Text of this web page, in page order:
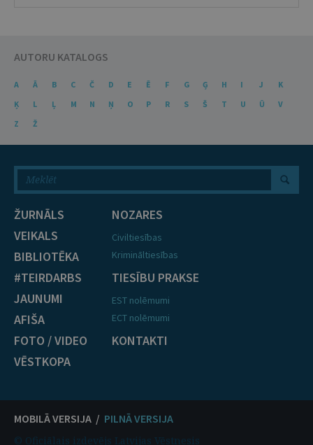
AUTORU KATALOGS
A Ā B C Č D E Ē F G Ģ H I J
K
Ķ
L Ļ M N Ņ O P R S Š T U Ū
V
Z
Ž
ŽURNĀLS
VEIKALS
BIBLIOTĒKA
#TEIRDARBS
JAUNUMI
AFIŠA
FOTO / VIDEO
VĒSTKOPA
NOZARES
Civiltiesības
Krimināltiesības
TIESĪBU PRAKSE
EST nolēmumi
ECT nolēmumi
KONTAKTI
MOBILĀ VERSIJA / PILNĀ VERSIJA
© Oficiālais izdevējs Latvijas Vēstnesis